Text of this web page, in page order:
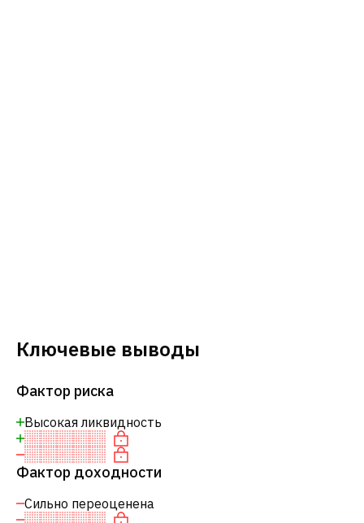
Ключевые выводы
Фактор риска
Высокая ликвидность
Фактор доходности
Сильно переоценена